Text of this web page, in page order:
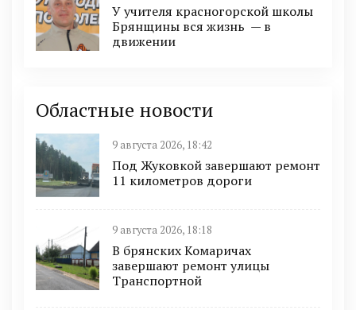
У учителя красногорской школы
Брянщины вся жизнь — в
движении
Областные новости
9 августа 2026, 18:42
Под Жуковкой завершают ремонт
11 километров дороги
9 августа 2026, 18:18
В брянских Комаричах
завершают ремонт улицы
Транспортной